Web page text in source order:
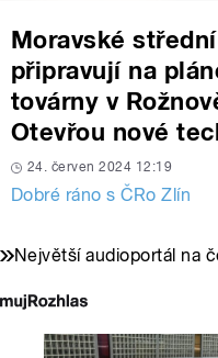
Moravské
připravují na
továrny v
Otevřou nové
24. červen 2024 12:19
Dobré ráno s ČRo Zlín
Největší audioportál na